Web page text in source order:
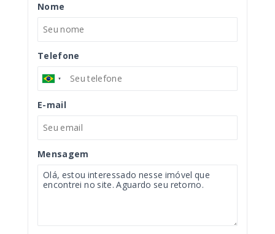
Nome
Telefone
E-mail
Mensagem